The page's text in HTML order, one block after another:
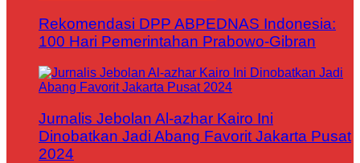
Rekomendasi DPP ABPEDNAS Indonesia:
100 Hari Pemerintahan Prabowo-Gibran
Jurnalis Jebolan Al-azhar Kairo Ini
Dinobatkan Jadi Abang Favorit Jakarta Pusat
2024